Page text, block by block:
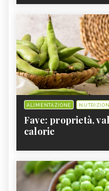
ALIMENTAZIONE
Fave: proprietà,
calorie